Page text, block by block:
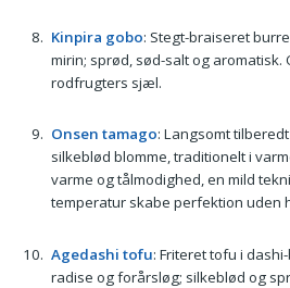
Kinpira gobo: Stegt-braiseret
mirin; sprød, sød-salt og
rodfrugters sjæl.
Onsen tamago: Langsomt
silkeblød blomme, traditionelt i
varme og tålmodighed, en mild
temperatur skabe perfektion uden
Agedashi tofu: Friteret tofu i
radise og forårsløg; silkeblød og